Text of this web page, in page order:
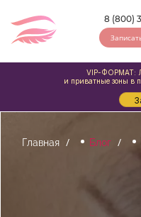
8 (800)
Главная Блог
VIP-ФОРМАТ:
и приватные зоны в